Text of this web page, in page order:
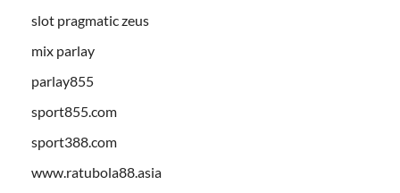
slot pragmatic zeus
mix parlay
parlay855
sport855.com
sport388.com
www.ratubola88.asia